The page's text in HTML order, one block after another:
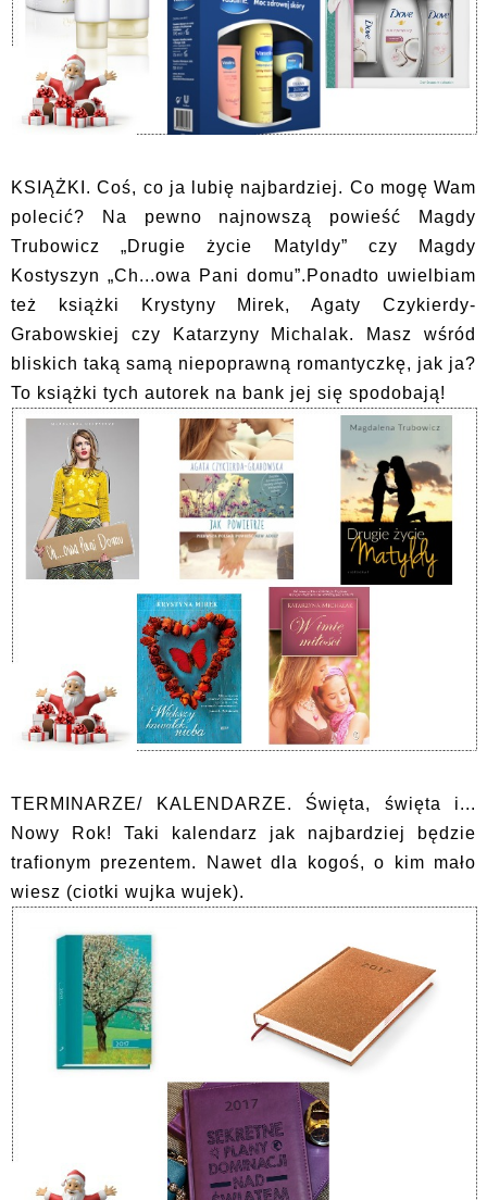
KSIĄŻKI. Coś, co ja lubię najbardziej. Co mogę Wam
polecić? Na pewno najnowszą powieść Magdy
Trubowicz „Drugie życie Matyldy” czy Magdy
Kostyszyn „Ch...owa Pani domu”.Ponadto uwielbiam
też książki Krystyny Mirek, Agaty Czykierdy-
Grabowskiej czy Katarzyny Michalak. Masz wśród
bliskich taką samą niepoprawną romantyczkę, jak ja?
To książki tych autorek na bank jej się spodobają!
TERMINARZE/ KALENDARZE. Święta, święta i...
Nowy Rok! Taki kalendarz jak najbardziej będzie
trafionym prezentem. Nawet dla kogoś, o kim mało
wiesz (ciotki wujka wujek).